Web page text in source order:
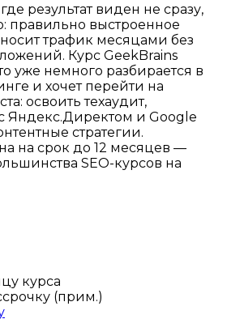
результат виден не сразу,
правильно выстроенное
трафик месяцами без
Курс GeekBrains
уже немного разбирается в
и хочет перейти на
освоить техаудит,
Яндекс.Директом и Google
стратегии.
на срок до 12 месяцев —
SEO-курсов на
курса
(прим.)